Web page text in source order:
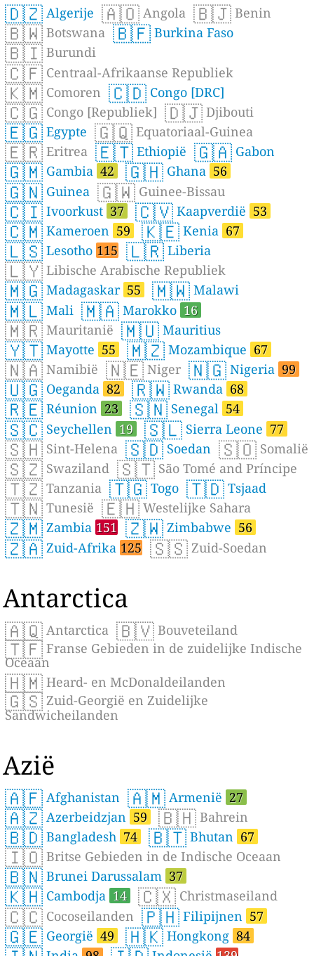
🇩🇿 Algerije 🇦🇴 Angola 🇧🇯 Benin
🇧🇼 Botswana 🇧🇫 Burkina Faso
🇧🇮 Burundi
🇨🇫 Centraal-Afrikaanse Republiek
🇰🇲 Comoren 🇨🇩 Congo [DRC]
🇨🇬 Congo [Republiek] 🇩🇯 Djibouti
🇪🇬 Egypte 🇬🇶 Equatoriaal-Guinea
🇪🇷 Eritrea 🇪🇹 Ethiopië 🇬🇦 Gabon
🇬🇲 Gambia 42 🇬🇭 Ghana 56
🇬🇳 Guinea 🇬🇼 Guinee-Bissau
🇨🇮 Ivoorkust 37 🇨🇻 Kaapverdië 53
🇨🇲 Kameroen 59 🇰🇪 Kenia 67
🇱🇸 Lesotho 115 🇱🇷 Liberia
🇱🇾 Libische Arabische Republiek
🇲🇬 Madagaskar 55 🇲🇼 Malawi
🇲🇱 Mali 🇲🇦 Marokko 16
🇲🇷 Mauritanië 🇲🇺 Mauritius
🇾🇹 Mayotte 55 🇲🇿 Mozambique 67
🇳🇦 Namibië 🇳🇪 Niger 🇳🇬 Nigeria 99
🇺🇬 Oeganda 82 🇷🇼 Rwanda 68
🇷🇪 Réunion 23 🇸🇳 Senegal 54
🇸🇨 Seychellen 19 🇸🇱 Sierra Leone 77
🇸🇭 Sint-Helena 🇸🇩 Soedan 🇸🇴 Somalië
🇸🇿 Swaziland 🇸🇹 São Tomé and Príncipe
🇹🇿 Tanzania 🇹🇬 Togo 🇹🇩 Tsjaad
🇹🇳 Tunesië 🇪🇭 Westelijke Sahara
🇿🇲 Zambia 151 🇿🇼 Zimbabwe 56
🇿🇦 Zuid-Afrika 125 🇸🇸 Zuid-Soedan
Antarctica
🇦🇶 Antarctica 🇧🇻 Bouveteiland
🇹🇫 Franse Gebieden in de zuidelijke Indische
Oceaan
🇭🇲 Heard- en McDonaldeilanden
🇬🇸 Zuid-Georgië en Zuidelijke
Sandwicheilanden
Azië
🇦🇫 Afghanistan 🇦🇲 Armenië 27
🇦🇿 Azerbeidzjan 59 🇧🇭 Bahrein
🇧🇩 Bangladesh 74 🇧🇹 Bhutan 67
🇮🇴 Britse Gebieden in de Indische Oceaan
🇧🇳 Brunei Darussalam 37
🇰🇭 Cambodja 14 🇨🇽 Christmaseiland
🇨🇨 Cocoseilanden 🇵🇭 Filipijnen 57
🇬🇪 Georgië 49 🇭🇰 Hongkong 84